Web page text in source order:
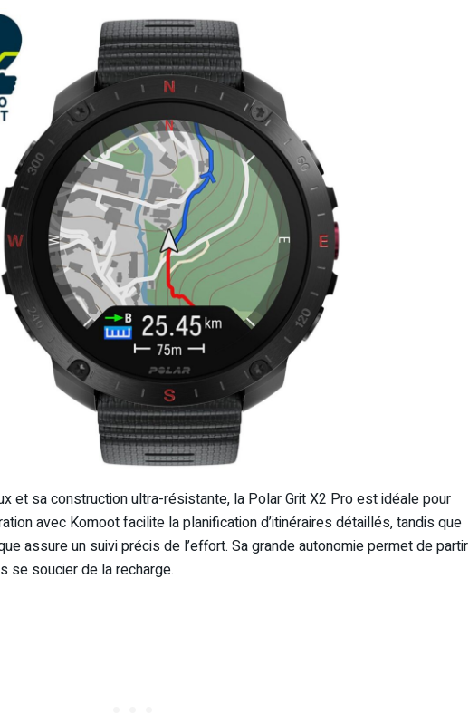
et sa construction ultra-résistante, la Polar Grit X2 Pro est idéale pour
avec Komoot facilite la planification d’itinéraires détaillés, tandis que
assure un suivi précis de l’effort. Sa grande autonomie permet de partir
se soucier de la recharge.